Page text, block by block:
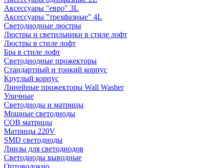
Аксессуары "евро" 3L
Аксессуары "трехфазные" 4L
Светодиодные люстры
Люстры и светильники в стиле лофт
Люстры в стиле лофт
Бра в стиле лофт
Светодиодные прожекторы
Стандартный и тонкий корпус
Круглый корпус
Линейные прожекторы Wall Washer
Уличные
Светодиоды и матрицы
Мощные светодиоды
COB матрицы
Матрицы 220V
SMD светодиоды
Линзы для светодиодов
Светодиоды выводные
Оптоволокно